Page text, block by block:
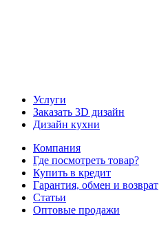
Услуги
Заказать 3D дизайн
Дизайн кухни
Компания
Где посмотреть товар?
Купить в кредит
Гарантия, обмен и возврат
Статьи
Оптовые продажи